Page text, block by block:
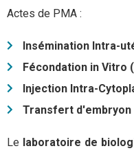
Actes de PMA :
Insémination Intra-
Fécondation in Vitro
Injection Intra-
Transfert d'embryon
Le laboratoire de